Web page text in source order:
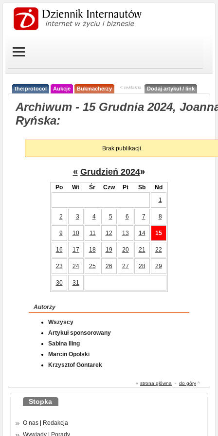
the:protocol Aukcje Bukmacherzy < reklama Dodaj artykuł / link
Archiwum - 15 Grudnia 2024,
Ryńska:
Brak publikacji.
« Grudzień 2024»
Po Wt Śr Czw Pt Sb
Nd
1
2 3 4 5 6 7 8
9 10 11 12 13 14 15
16 17 18 19 20 21 22
23 24 25 26 27 28 29
30 31
Autorzy
Wszyscy
Artykuł sponsorowany
Sabina Iling
Marcin Opolski
Krzysztof Gontarek
« strona główna - do góry ^
Stopka
O nas
Redakcja
Wywiady
Porady